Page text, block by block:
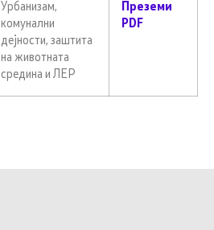
Урбанизам,
комунални
дејности, заштита
на животната
средина и ЛЕР
Преземи
PDF